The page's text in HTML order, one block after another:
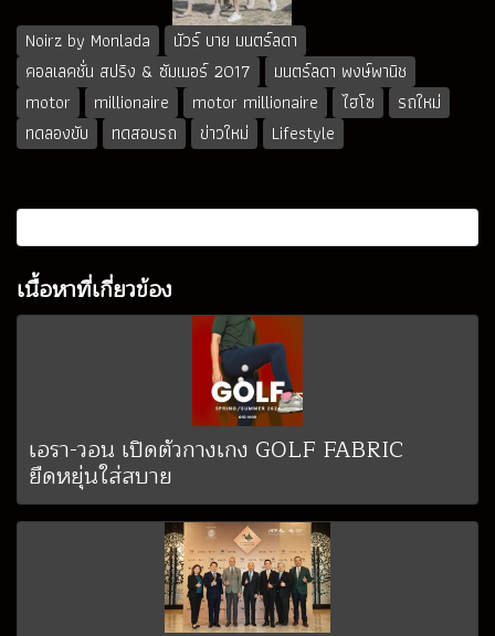
Noirz by Monlada
นัวร์ บาย มนตร์ลดา
คอลเลคชั่น สปริง & ซัมเมอร์ 2017
มนตร์ลดา พงษ์พานิช
motor
millionaire motor millionaire ไฮโซ
รถใหม่
ทดลองขับ
ทดสอบรถ ข่าวใหม่ Lifestyle
เนื้อหาที่เกี่ยวข้อง
เอรา-วอน เปิดตัวกางเกง GOLF FABRIC
ยืดหยุ่นใส่สบาย